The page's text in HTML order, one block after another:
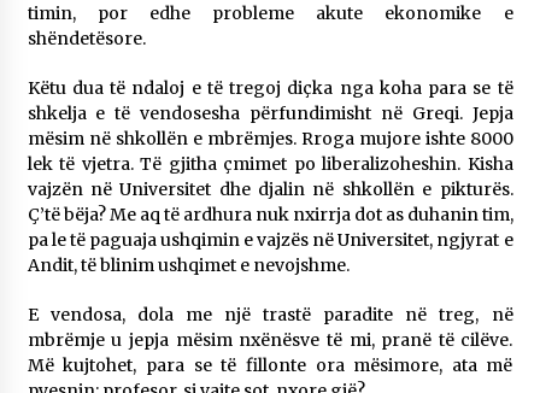
timin, por edhe probleme akute ekonomike e
shëndetësore.
Këtu dua të ndaloj e të tregoj diçka nga koha para se të
shkelja e të vendosesha përfundimisht në Greqi. Jepja
mësim në shkollën e mbrëmjes. Rroga mujore ishte 8000
lek të vjetra. Të gjitha çmimet po liberalizoheshin. Kisha
vajzën në Universitet dhe djalin në shkollën e pikturës.
Ç’të bëja? Me aq të ardhura nuk nxirrja dot as duhanin tim,
pa le të paguaja ushqimin e vajzës në Universitet, ngjyrat e
Andit, të blinim ushqimet e nevojshme.
E vendosa, dola me një trastë paradite në treg, në
mbrëmje u jepja mësim nxënësve të mi, pranë të cilëve.
Më kujtohet, para se të fillonte ora mësimore, ata më